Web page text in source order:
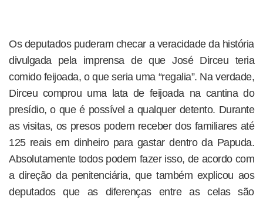
Os deputados puderam checar a veracidade da história
divulgada pela imprensa de que José Dirceu teria
comido feijoada, o que seria uma “regalia”. Na verdade,
Dirceu comprou uma lata de feijoada na cantina do
presídio, o que é possível a qualquer detento. Durante
as visitas, os presos podem receber dos familiares até
125 reais em dinheiro para gastar dentro da Papuda.
Absolutamente todos podem fazer isso, de acordo com
a direção da penitenciária, que também explicou aos
deputados que as diferenças entre as celas são